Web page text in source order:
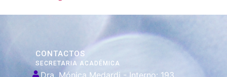
CONTACTOS
SECRETARIA ACADÉMICA
Dra. Mónica Medardi - Interno: 193